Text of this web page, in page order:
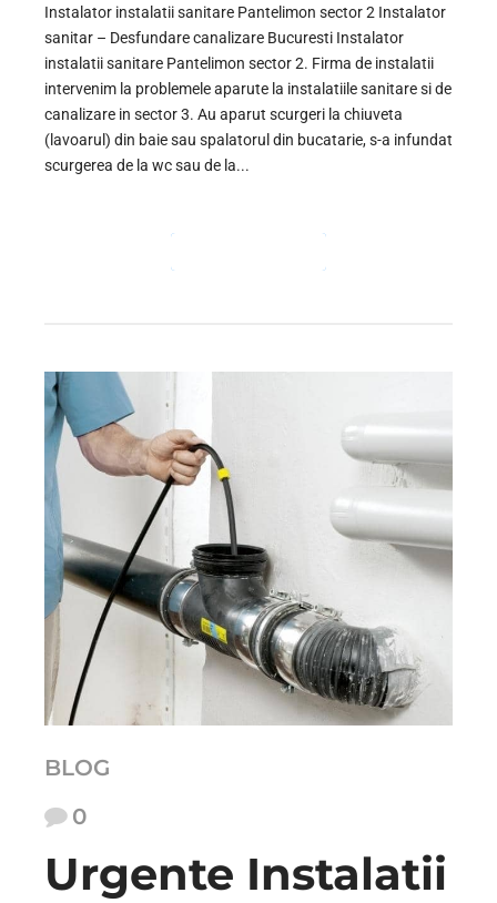
Instalator instalatii sanitare Pantelimon sector 2 Instalator
sanitar – Desfundare canalizare Bucuresti Instalator
instalatii sanitare Pantelimon sector 2. Firma de instalatii
intervenim la problemele aparute la instalatiile sanitare si de
canalizare in sector 3. Au aparut scurgeri la chiuveta
(lavoarul) din baie sau spalatorul din bucatarie, s-a infundat
scurgerea de la wc sau de la...
BLOG
0
Urgente Instalatii